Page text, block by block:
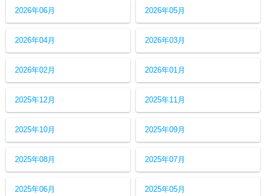
2026年06月 2026年05月
2026年04月 2026年03月
2026年02月 2026年01月
2025年12月 2025年11月
2025年10月 2025年09月
2025年08月 2025年07月
2025年06月 2025年05月